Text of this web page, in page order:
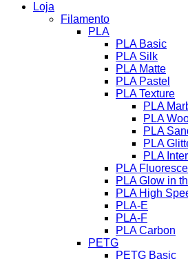
Loja
Filamento
PLA
PLA Basic
PLA Silk
PLA Matte
PLA Pastel
PLA Texture
PLA
PLA
PLA
PLA
PLA
PLA
PLA Glow in
PLA High
PLA-E
PLA-F
PLA Carbon
PETG
PETG Basic